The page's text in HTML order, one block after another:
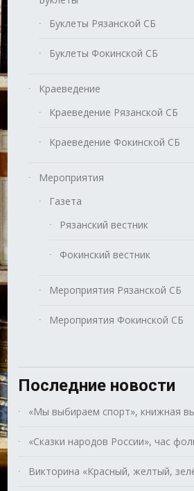
Буклеты Рязанской СБ
Буклеты Фокинской СБ
Краеведение
Краеведение Рязанской СБ
Краеведение Фокинской СБ
Мероприятия
Газета
Рязанский вестник
Фокинский вестник
Мероприятия Рязанской СБ
Мероприятия Фокинской СБ
Последние новости
«Мы выбираем спорт», книжная
«Сказки народов России», час
Викторина «Красный, желтый,